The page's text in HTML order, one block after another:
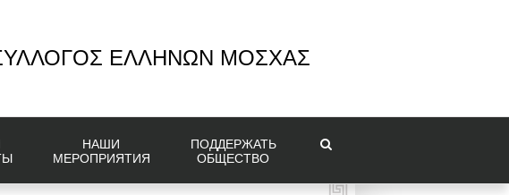
ΕΛΛΗΝΩΝ ΜΟΣΧΑΣ
НАШИ
МЕРОПРИЯТИЯ
ПОДДЕРЖАТЬ
ОБЩЕСТВО